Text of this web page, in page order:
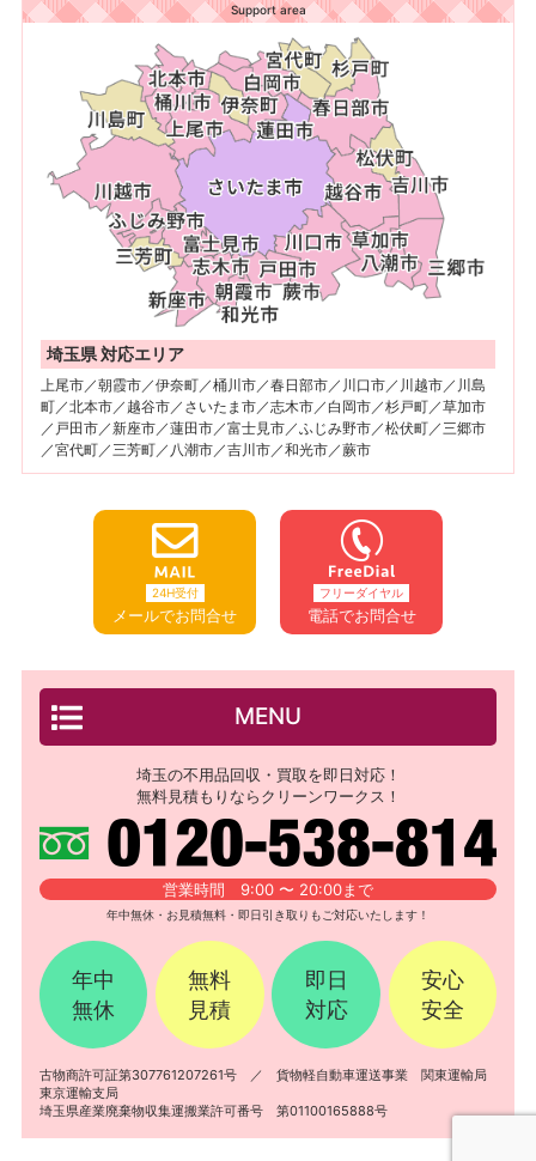
Support area
埼玉県 対応エリア
上尾市／朝霞市／伊奈町／桶川市／春日部市／川口市／川越市／川島
町／北本市／越谷市／さいたま市／志木市／白岡市／杉戸町／草加市
／戸田市／新座市／蓮田市／富士見市／ふじみ野市／松伏町／三郷市
／宮代町／三芳町／八潮市／吉川市／和光市／蕨市
24H受付
メールでお問合せ
フリーダイヤル
電話でお問合せ
MENU
埼玉の不用品回収・買取を即日対応！
無料見積もりならクリーンワークス！
営業時間 9:00 〜 20:00まで
年中無休・お見積無料・即日引き取りもご対応いたします！
年中
無休
無料
見積
即日
対応
安心
安全
古物商許可証第307761207261号 ／ 貨物軽自動車運送事業 関東運輸局
東京運輸支局
埼玉県産業廃棄物収集運搬業許可番号 第01100165888号